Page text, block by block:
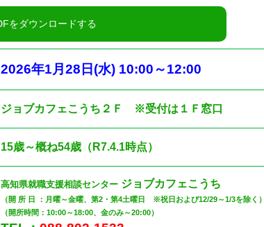
2026年1月28 日(水) 10:00 ～12:00
ジョブカフェこうち２Ｆ ※受付は１Ｆ窓口
15歳～概ね54歳（R7.4.1時点）
高知県就職支援相談センター ジョブカフェこうち
（開 所 日 ：月曜～金曜、第2・第4土曜日 ※祝日および12/29～1/3を除く）
（開所時間：10:00～18:00、金のみ～20:00）